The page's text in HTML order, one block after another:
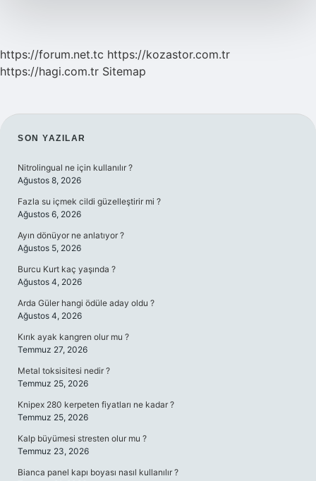
https://forum.net.tc https://kozastor.com.tr
https://hagi.com.tr Sitemap
SIDEBAR
SON YAZILAR
Nitrolingual ne için kullanılır ?
Ağustos 8, 2026
Fazla su içmek cildi güzelleştirir mi ?
Ağustos 6, 2026
Ayın dönüyor ne anlatıyor ?
Ağustos 5, 2026
Burcu Kurt kaç yaşında ?
Ağustos 4, 2026
Arda Güler hangi ödüle aday oldu ?
Ağustos 4, 2026
Kırık ayak kangren olur mu ?
Temmuz 27, 2026
Metal toksisitesi nedir ?
Temmuz 25, 2026
Knipex 280 kerpeten fiyatları ne kadar ?
Temmuz 25, 2026
Kalp büyümesi stresten olur mu ?
Temmuz 23, 2026
Bianca panel kapı boyası nasıl kullanılır ?